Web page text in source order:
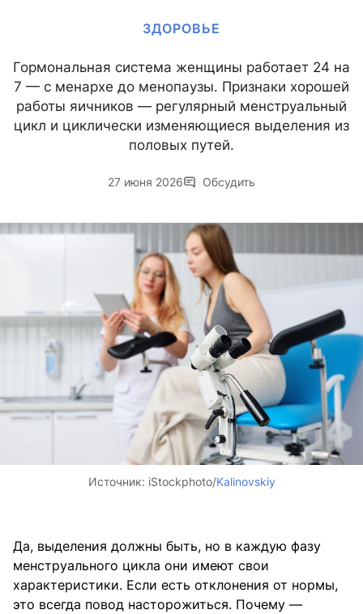
ЗДОРОВЬЕ
Гормональная система женщины работает 24 на
7 — с менархе до менопаузы. Признаки хорошей
работы яичников — регулярный менструальный
цикл и циклически изменяющиеся выделения из
половых путей.
27 июня 2026 Обсудить
Источник: iStockphoto/Kalinovskiy
Да, выделения должны быть, но в каждую фазу
менструального цикла они имеют свои
характеристики. Если есть отклонения от нормы,
это всегда повод насторожиться. Почему —